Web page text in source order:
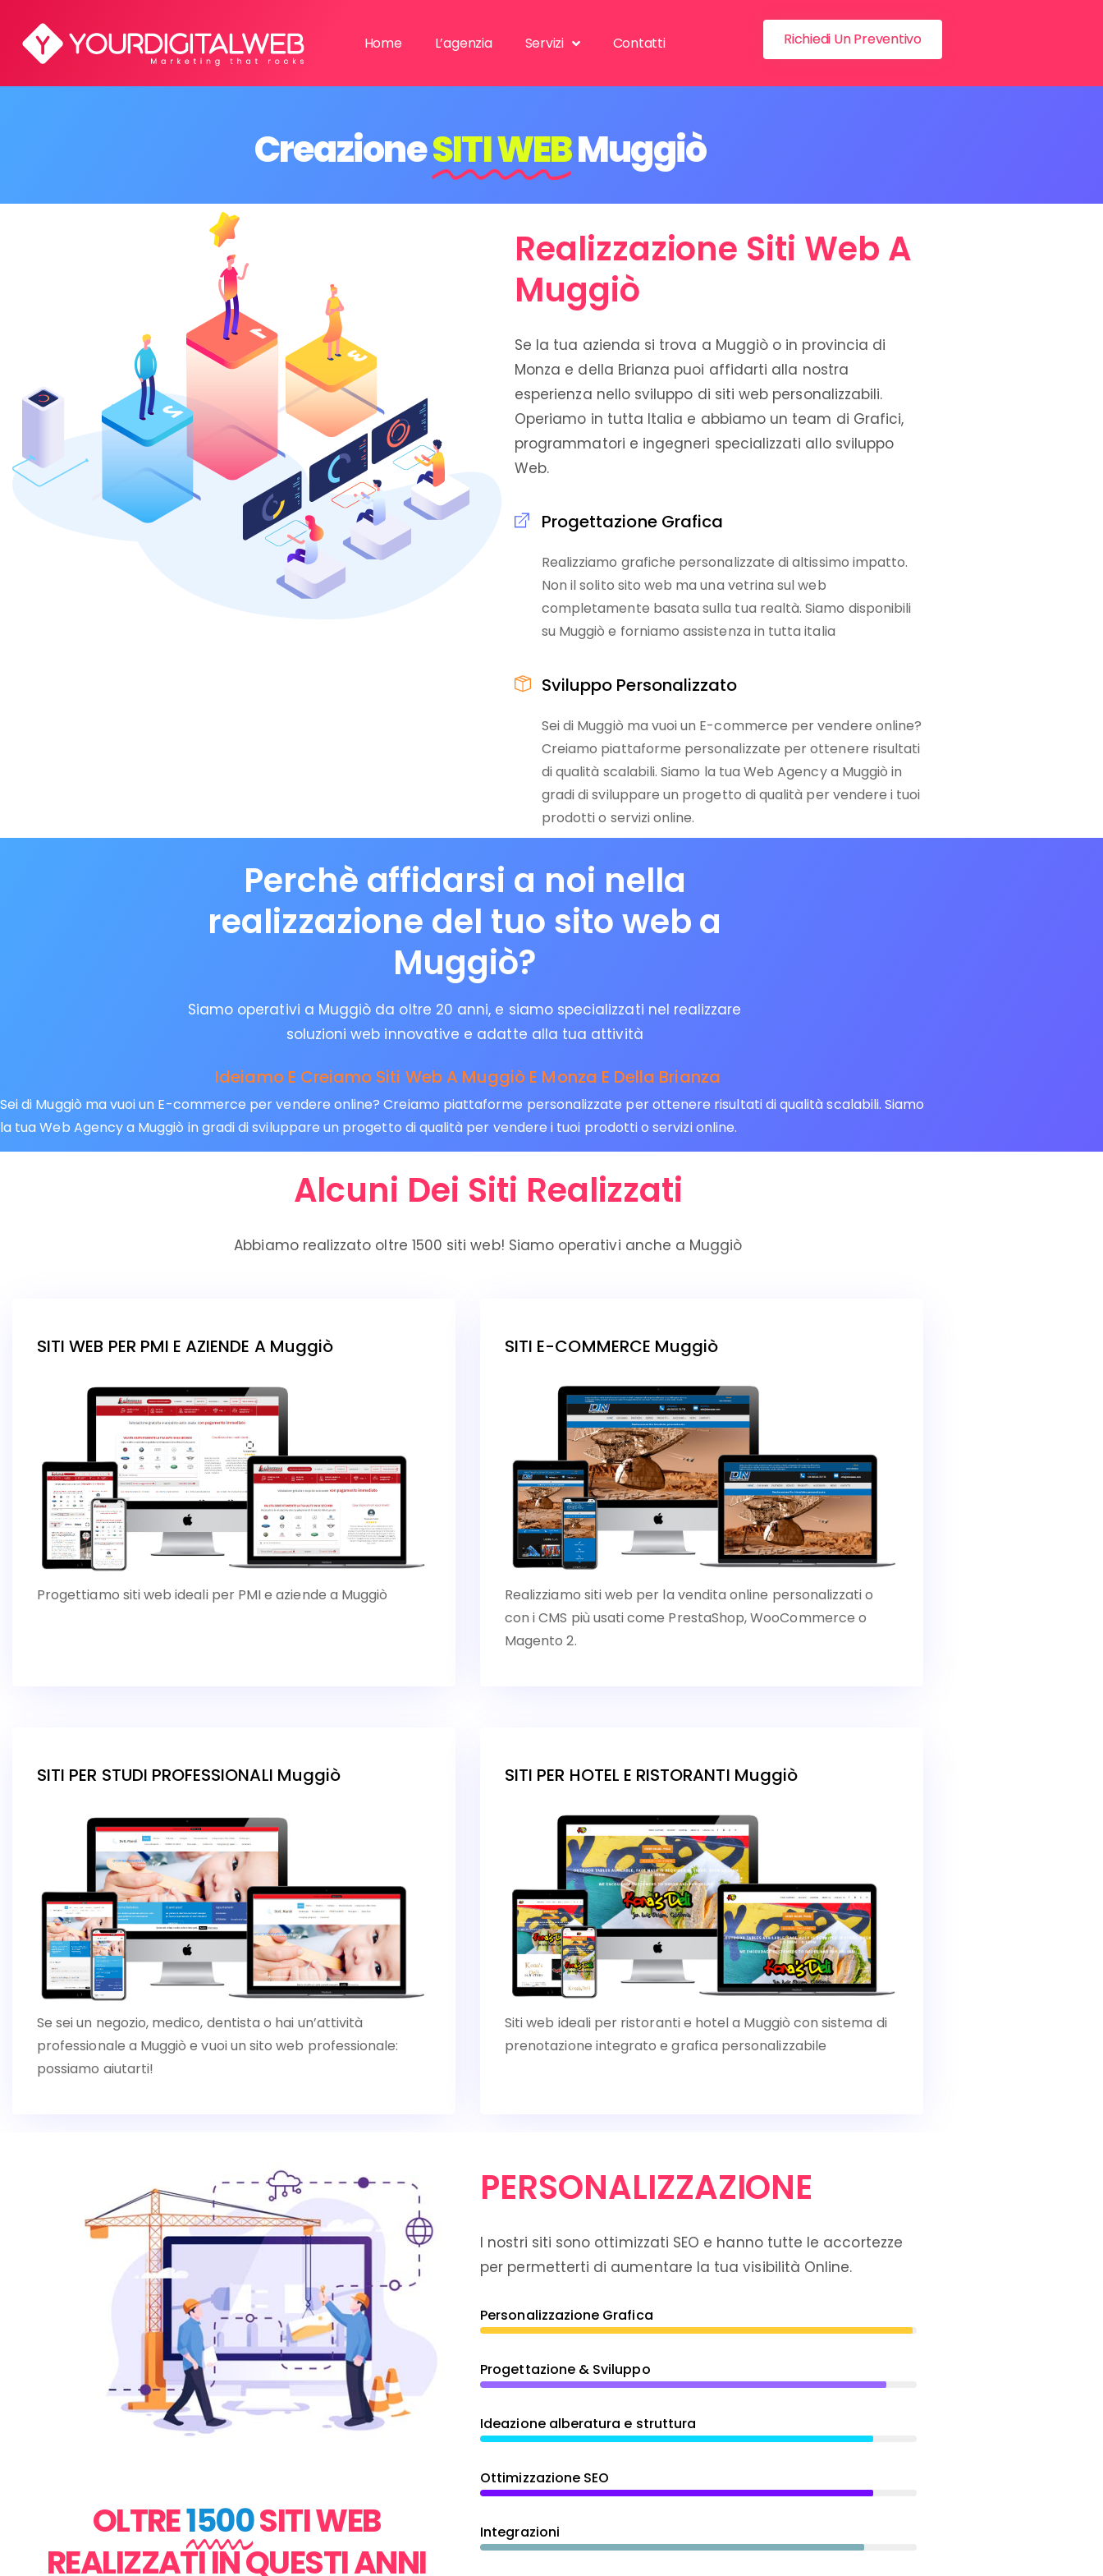
Home L’agenzia Servizi Contatti Richiedi Un Preventivo
CreazioneSITI WEBMuggiò
Realizzazione Siti Web A
Muggiò
Se la tua azienda si trova a Muggiò o in provincia di
Monza e della Brianza puoi affidarti alla nostra
esperienza nello sviluppo di siti web personalizzabili.
Operiamo in tutta Italia e abbiamo un team di Grafici,
programmatori e ingegneri specializzati allo sviluppo
Web.
Progettazione Grafica
Realizziamo grafiche personalizzate di altissimo impatto.
Non il solito sito web ma una vetrina sul web
completamente basata sulla tua realtà. Siamo disponibili
su Muggiò e forniamo assistenza in tutta italia
Sviluppo Personalizzato
Sei di Muggiò ma vuoi un E-commerce per vendere online?
Creiamo piattaforme personalizzate per ottenere risultati
di qualità scalabili. Siamo la tua Web Agency a Muggiò in
gradi di sviluppare un progetto di qualità per vendere i tuoi
prodotti o servizi online.
Perchè affidarsi a noi nella
realizzazione del tuo sito web a
Muggiò?
Siamo operativi a Muggiò da oltre 20 anni, e siamo specializzati nel realizzare
soluzioni web innovative e adatte alla tua attività
Ideiamo E Creiamo Siti Web A Muggiò E Monza E Della Brianza
Sei di Muggiò ma vuoi un E-commerce per vendere online? Creiamo piattaforme personalizzate per ottenere risultati di qualità scalabili. Siamo
la tua Web Agency a Muggiò in gradi di sviluppare un progetto di qualità per vendere i tuoi prodotti o servizi online.
Alcuni Dei Siti Realizzati
Abbiamo realizzato oltre 1500 siti web! Siamo operativi anche a Muggiò
SITI WEB PER PMI E AZIENDE A Muggiò
Progettiamo siti web ideali per PMI e aziende a Muggiò
SITI E-COMMERCE Muggiò
Realizziamo siti web per la vendita online personalizzati o
con i CMS più usati come PrestaShop, WooCommerce o
Magento 2.
SITI PER STUDI PROFESSIONALI Muggiò
Se sei un negozio, medico, dentista o hai un’attività
professionale a Muggiò e vuoi un sito web professionale:
possiamo aiutarti!
SITI PER HOTEL E RISTORANTI Muggiò
Siti web ideali per ristoranti e hotel a Muggiò con sistema di
prenotazione integrato e grafica personalizzabile
OLTRE1500SITI WEB
REALIZZATI IN QUESTI ANNI
PERSONALIZZAZIONE
I nostri siti sono ottimizzati SEO e hanno tutte le accortezze
per permetterti di aumentare la tua visibilità Online.
Personalizzazione Grafica
Progettazione & Sviluppo
Ideazione alberatura e struttura
Ottimizzazione SEO
Integrazioni